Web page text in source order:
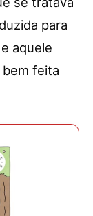
para
aquele
feita